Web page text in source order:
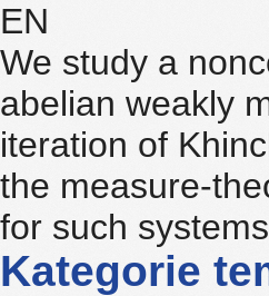
EN
We study a
abelian weakly
iteration of
the measure-
for such
Kategorie